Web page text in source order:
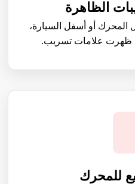
الظاهرة
المحرك أو أسفل السيارة،
ظهرت علامات تسريب.
للمحرك